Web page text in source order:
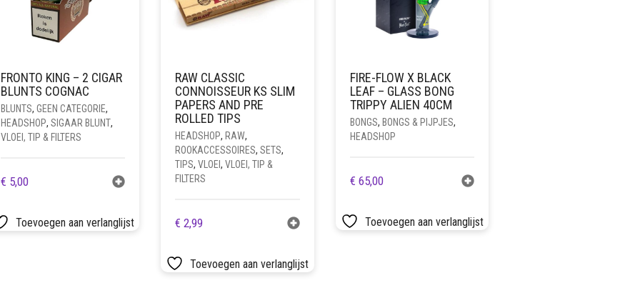
FRONTO KING – 2 CIGAR
BLUNTS COGNAC
BLUNTS, GEEN CATEGORIE,
HEADSHOP, SIGAAR BLUNT,
VLOEI, TIP & FILTERS
€ 5,00
Toevoegen aan verlanglijst
RAW CLASSIC
CONNOISSEUR KS SLIM
PAPERS AND PRE
ROLLED TIPS
HEADSHOP, RAW,
ROOKACCESSOIRES, SETS,
TIPS, VLOEI , VLOEI, TIP &
FILTERS
€ 2,99
Toevoegen aan verlanglijst
FIRE-FLOW X BLACK
LEAF – GLASS BONG
TRIPPY ALIEN 40CM
BONGS, BONGS & PIJPJES,
HEADSHOP
€ 65,00
Toevoegen aan verlanglijst